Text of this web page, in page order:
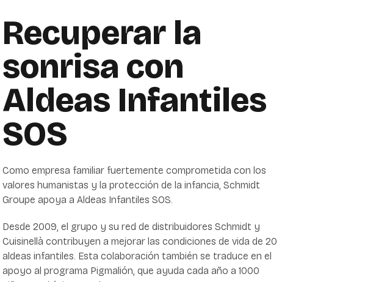
Recuperar la
sonrisa con
Aldeas Infantiles
SOS
Como empresa familiar fuertemente comprometida con los
valores humanistas y la protección de la infancia, Schmidt
Groupe apoya a Aldeas Infantiles SOS.
Desde 2009, el grupo y su red de distribuidores Schmidt y
Cuisinellà contribuyen a mejorar las condiciones de vida de 20
aldeas infantiles. Esta colaboración también se traduce en el
apoyo al programa Pigmalión, que ayuda cada año a 1000